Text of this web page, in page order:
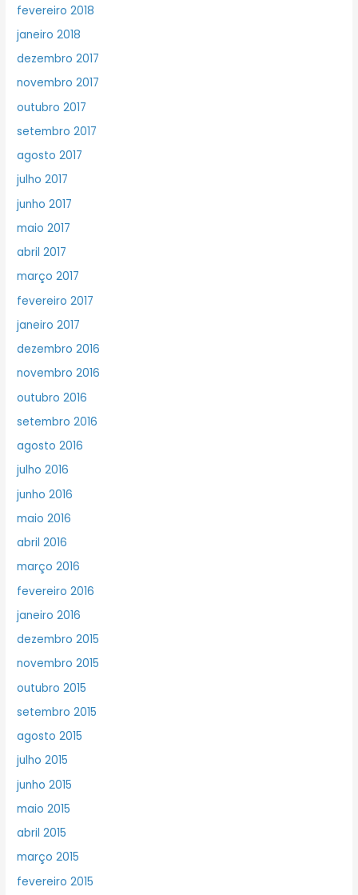
fevereiro 2018
janeiro 2018
dezembro 2017
novembro 2017
outubro 2017
setembro 2017
agosto 2017
julho 2017
junho 2017
maio 2017
abril 2017
março 2017
fevereiro 2017
janeiro 2017
dezembro 2016
novembro 2016
outubro 2016
setembro 2016
agosto 2016
julho 2016
junho 2016
maio 2016
abril 2016
março 2016
fevereiro 2016
janeiro 2016
dezembro 2015
novembro 2015
outubro 2015
setembro 2015
agosto 2015
julho 2015
junho 2015
maio 2015
abril 2015
março 2015
fevereiro 2015